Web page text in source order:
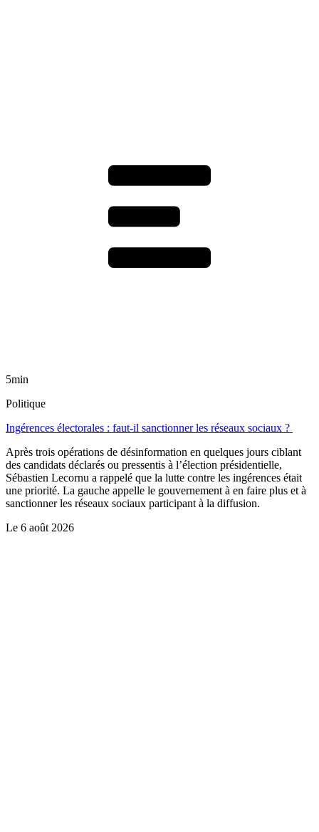
5min
Politique
Ingérences électorales : faut-il sanctionner les réseaux sociaux ?
Après trois opérations de désinformation en quelques jours ciblant
des candidats déclarés ou pressentis à l’élection présidentielle,
Sébastien Lecornu a rappelé que la lutte contre les ingérences était
une priorité. La gauche appelle le gouvernement à en faire plus et à
sanctionner les réseaux sociaux participant à la diffusion.
Le 6 août 2026